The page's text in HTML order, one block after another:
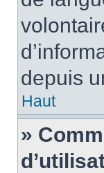
depuis
Haut
»